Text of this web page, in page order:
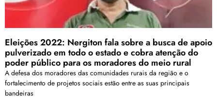
Eleições 2022: Nergiton fala sobre a busca de apoio
pulverizado em todo o estado e cobra atenção do
poder público para os moradores do meio rural
A defesa dos moradores das comunidades rurais da região e o
fortalecimento de projetos sociais estão entre as suas principais
bandeiras